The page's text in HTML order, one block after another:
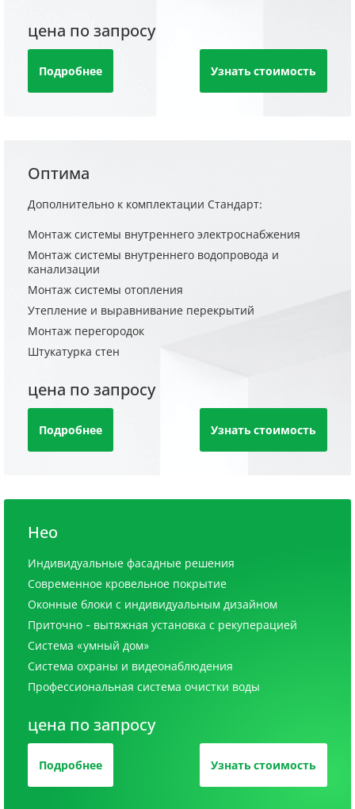
цена по запросу
Подробнее Узнать стоимость
Оптима
Дополнительно к комплектации Стандарт:
Монтаж системы внутреннего электроснабжения
Монтаж системы внутреннего водопровода и
канализации
Монтаж системы отопления
Утепление и выравнивание перекрытий
Монтаж перегородок
Штукатурка стен
цена по запросу
Подробнее Узнать стоимость
Нео
Индивидуальные фасадные решения
Современное кровельное покрытие
Оконные блоки с индивидуальным дизайном
Приточно - вытяжная установка с рекуперацией
Система «умный дом»
Система охраны и видеонаблюдения
Профессиональная система очистки воды
цена по запросу
Подробнее Узнать стоимость